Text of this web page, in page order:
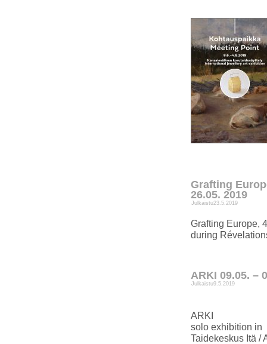
Grafting
26.05. 2019
Julkaistu23.5.2019
Grafting Europe,
during
ARKI 09.05. –
Julkaistu9.5.2019
ARKI
solo exhibition in
Taidekeskus Itä /